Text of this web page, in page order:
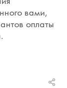
вами,
оплаты